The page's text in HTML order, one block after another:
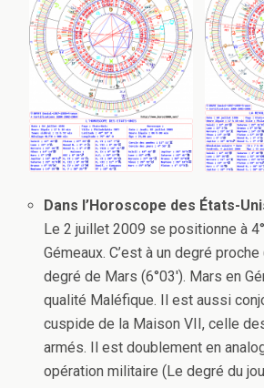
Dans l’Horoscope des États-
Le 2 juillet 2009 se positionne à
Gémeaux. C’est à un degré proche
degré de Mars (6°03′). Mars en
qualité Maléfique. Il est aussi
cuspide de la Maison VII, celle
armés. Il est doublement en
opération militaire (Le degré du